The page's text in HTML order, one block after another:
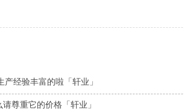
经验丰富的啦「轩业」
尊重它的价格「轩业」